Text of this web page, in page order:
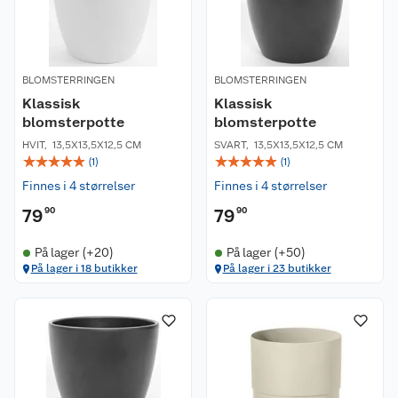
BLOMSTERRINGEN
Klassisk
blomsterpotte
HVIT, 13,5X13,5X12,5 CM
☆☆☆☆☆ (1)
Finnes i 4 størrelser
7990
På lager (+20)
På lager i 18 butikker
BLOMSTERRINGEN
Klassisk
blomsterpotte
SVART, 13,5X13,5X12,5 CM
☆☆☆☆☆ (1)
Finnes i 4 størrelser
7990
På lager (+50)
På lager i 23 butikker